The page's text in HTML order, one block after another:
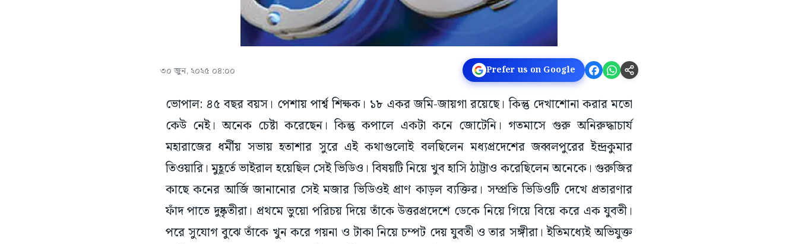
৩০ জুন, ২০২৫ ০৪:০০ Prefer us on Google
ভোপাল: ৪৫ বছর বয়স। পেশায় পার্শ্ব শিক্ষক। ১৮ একর জমি-জায়গা রয়েছে। কিন্তু দেখাশোনা করার মতো
কেউ নেই। অনেক চেষ্টা করেছেন। কিন্তু কপালে একটা কনে জোটেনি। গতমাসে গুরু অনিরুদ্ধাচার্য
মহারাজের ধর্মীয় সভায় হতাশার সুরে এই কথাগুলোই বলছিলেন মধ্যপ্রদেশের জব্বলপুরের ইন্দ্রকুমার
তিওয়ারি। মুহূর্তে ভাইরাল হয়েছিল সেই ভিডিও। বিষয়টি নিয়ে খুব হাসি ঠাট্টাও করেছিলেন অনেকে। গুরুজির
কাছে কনের আর্জি জানানোর সেই মজার ভিডিওই প্রাণ কাড়ল ব্যক্তির। সম্প্রতি ভিডিওটি দেখে প্রতারণার
ফাঁদ পাতে দুষ্কৃতীরা। প্রথমে ভুয়ো পরিচয় দিয়ে তাঁকে উত্তরপ্রদেশে ডেকে নিয়ে গিয়ে বিয়ে করে এক যুবতী।
পরে সুযোগ বুঝে তাঁকে খুন করে গয়না ও টাকা নিয়ে চম্পট দেয় যুবতী ও তার সঙ্গীরা। ইতিমধ্যেই অভিযুক্ত